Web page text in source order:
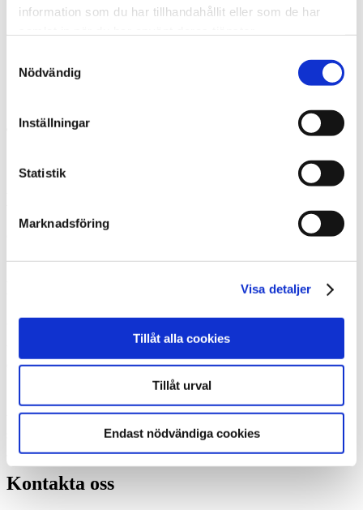
information som du har tillhandahållit eller som de har
Nödvändig
Inställningar
Statistik
Marknadsföring
Visa detaljer
Tillåt alla cookies
Tillåt urval
Endast nödvändiga cookies
Prata med en expert
Ring oss
Certifierad Thermiainstallatör, Kvänum
- din certifierade återförsäljare i Kvänum.
dig och ditt hus.
Vid varje värmepumpsinstallation tar vi ett helhetsansvar och
säkerställer att du får en lösning som du blir helt nöjd med.
Kontakta oss